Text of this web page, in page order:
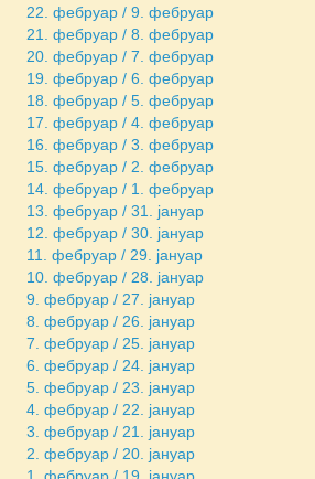
22. фебруар / 9. фебруар
21. фебруар / 8. фебруар
20. фебруар / 7. фебруар
19. фебруар / 6. фебруар
18. фебруар / 5. фебруар
17. фебруар / 4. фебруар
16. фебруар / 3. фебруар
15. фебруар / 2. фебруар
14. фебруар / 1. фебруар
13. фебруар / 31. јануар
12. фебруар / 30. јануар
11. фебруар / 29. јануар
10. фебруар / 28. јануар
9. фебруар / 27. јануар
8. фебруар / 26. јануар
7. фебруар / 25. јануар
6. фебруар / 24. јануар
5. фебруар / 23. јануар
4. фебруар / 22. јануар
3. фебруар / 21. јануар
2. фебруар / 20. јануар